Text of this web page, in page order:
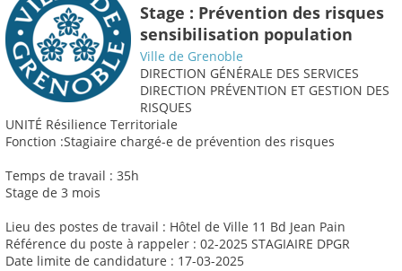
Stage : Prévention des risques
sensibilisation population
Ville de Grenoble
DIRECTION GÉNÉRALE DES SERVICES
DIRECTION PRÉVENTION ET GESTION DES
RISQUES
UNITÉ Résilience Territoriale
Fonction :Stagiaire chargé-e de prévention des risques
Temps de travail : 35h
Stage de 3 mois
Lieu des postes de travail : Hôtel de Ville 11 Bd Jean Pain
Référence du poste à rappeler : 02-2025 STAGIAIRE DPGR
Date limite de candidature : 17-03-2025